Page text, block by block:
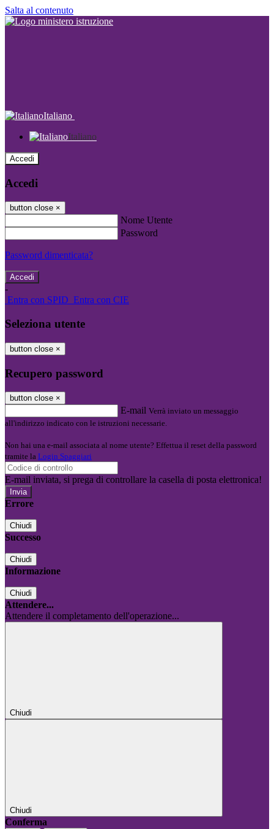
Salta al contenuto
Italiano
Italiano
Accedi
Accedi
button close ×
Nome Utente
Password
Password dimenticata?
-
Entra con SPID Entra con CIE
Seleziona utente
button close ×
Recupero password
button close ×
E-mail Verrà inviato un messaggio
all'indirizzo indicato con le istruzioni necessarie.
Non hai una e-mail associata al nome utente? Effettua il reset della password
tramite la Login Spaggiari
E-mail inviata, si prega di controllare la casella di posta elettronica!
Errore
Chiudi
Successo
Chiudi
Informazione
Chiudi
Attendere...
Attendere il completamento dell'operazione...
Chiudi
Chiudi
Conferma